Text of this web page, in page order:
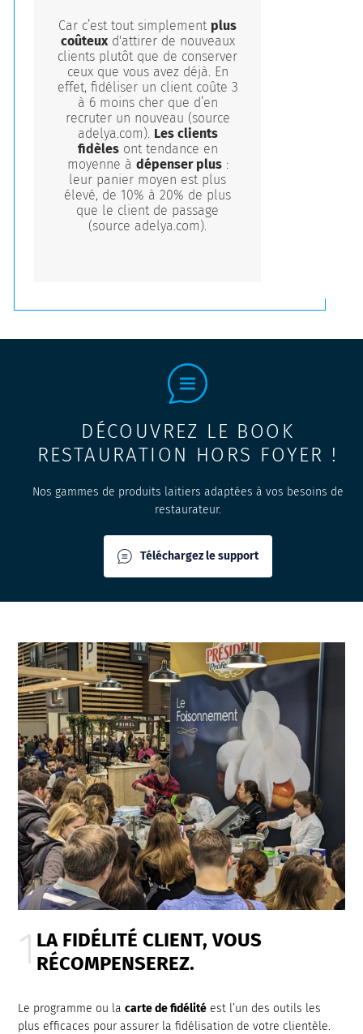
Car c’est tout simplement plus
coûteuxd'attirer de nouveaux
clients plutôt que de conserver
ceux que vous avez déjà. En
effet, fidéliser un client coûte 3
à 6 moins cher que d’en
recruter un nouveau (source
adelya.com). Les clients
fidèlesont tendance en
moyenne à dépenser plus:
leur panier moyen est plus
élevé, de 10% à 20% de plus
que le client de passage
(source adelya.com).
DÉCOUVREZ LE BOOK
RESTAURATION HORS FOYER !
Nos gammes de produits laitiers adaptées à vos besoins de
restaurateur.
Téléchargez le support
LA FIDÉLITÉ CLIENT, VOUS
RÉCOMPENSEREZ.
Le programme ou lacarte de fidélité est l’un des outils les
plus efficaces pour assurer la fidélisation de votre clientèle.